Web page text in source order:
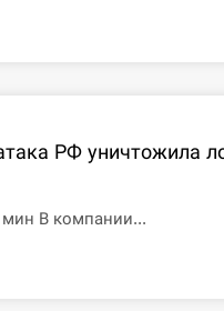
РФ уничтожила
мин В компании...